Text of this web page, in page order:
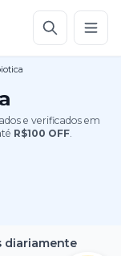
e verificados em
R$100 OFF.